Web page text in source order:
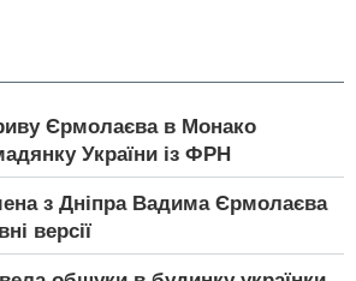
Єрмолаєва в Монако
України із ФРН
з Дніпра Вадима Єрмолаєва
версії